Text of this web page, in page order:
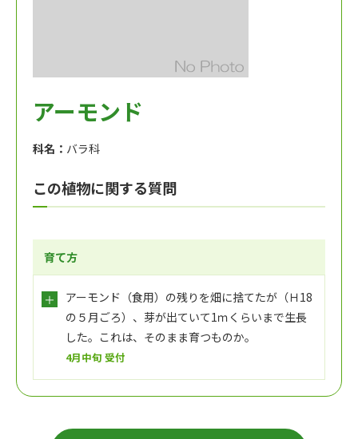
アーモンド
科名： バラ科
この植物に関する質問
育て方
アーモンド（食用）の残りを畑に捨てたが（Ｈ18
の５月ごろ）、芽が出ていて1ｍくらいまで生長
した。これは、そのまま育つものか。
4月中旬 受付